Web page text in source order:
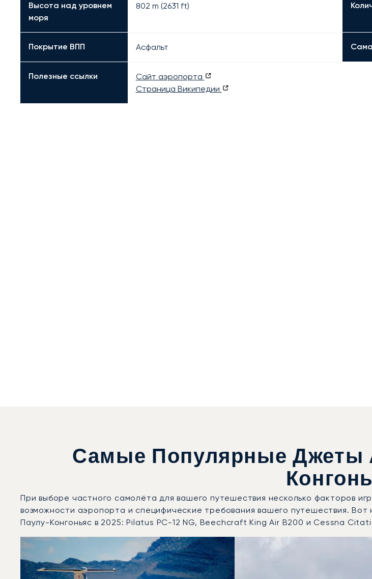
Высота над уровнем
моря
802 m (2631 ft)
Покрытие ВПП Асфальт
Полезные ссылки
Сайт аэропорта
Страница Википедии
Самые Популярные Джеты
При выборе частного самолёта для вашего путешествия несколько факторов
возможности аэропорта и специфические требования вашего путешествия.
Паулу-Конгоньяс в 2025: Pilatus PC-12 NG, Beechcraft King Air B200 и Cessna
Аэропорт Сан-Паулу-Конгоньяс : 3 наиболее востребованные модели воздушных судов
Фото воздушного судна Модель воздушного судна
Скорость (км/ч)
Скорость (узлы)
Дальность (NM)